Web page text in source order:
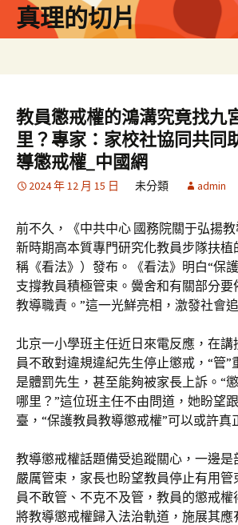
真理的切片
教員懲戒權的鴻溝究竟找九
里？專家：家校社協同共同
導懲戒權_中國網
2024 年 12 月 15 日 未分類 admin
前不久，《中共中心 國務院關于弘揚
新時期高本質專門研究化教員步隊扶
稱《看法》）發布。《看法》明白“保
支撐教員積極管束。黌舍和有關部分
教導職責。”這一光鮮亮相，激發社會
北京一小學班主任近日來電反應，在
員不敢對違規違紀先生停止懲戒，“管”
是體罰先生，甚至能夠被家長上訴。“
哪里？”這位班主任不由問道，她盼望
臺，“保護教員教導懲戒權”可以或許真
教導懲戒權話題備受追蹤關心，一邊是
嚴厲管束，家長也盼望教員停止有用
員不敢管、不克不及管，教員的懲戒
將教導懲戒權歸入法治軌道，施展其應